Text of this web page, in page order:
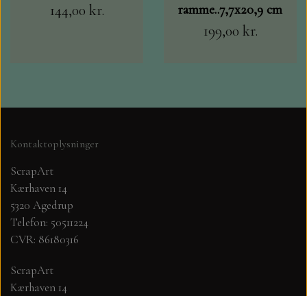
144,00 kr.
ramme..7,7x20,9 cm
199,00 kr.
Kontaktoplysninger
ScrapArt
Kærhaven 14
5320 Agedrup
Telefon: 50511224
CVR: 86180316
ScrapArt
Kærhaven 14